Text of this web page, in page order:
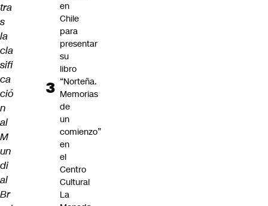
tra
s
la
cla
sifi
ca
ció
n
al
M
un
di
al
Br
en
Chile
para
presentar
su
libro
“Norteña.
Memorias
de
un
comienzo”
en
el
Centro
Cultural
La